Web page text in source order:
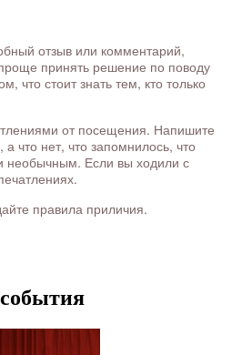
отзыв или комментарий,
принять решение по поводу
что стоит знать тем, кто только
от посещения. Напишите
что нет, что запомнилось, что
необычным. Если вы ходили с
правила приличия.